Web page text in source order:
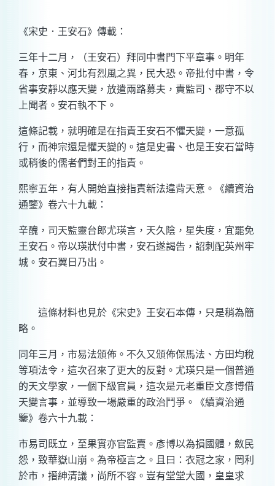
《宋史．王安石》傳載：
三年十二月，（王安石）拜同中書門下平章事。明年
春，京東、河北有烈風之異，民大恐。帝批付中書，令
省事安靜以應天變，放遣兩路募夫，責監司、郡守不以
上聞者。安石執不下。
這條記載，就明確是在指責王安石不懼天變，一意孤
行，而神宗還是懼天變的。這是史書、也是王安石當時
或稍後的儒者們對王的指責。
熙寧五年，有人開始直接指責新法違背天意。《續資治
通鑒》卷六十九載：
辛醜，司天監靈台郎尤瑛言，天久陰，星失度，宜罷免
王安石。帝以瑛狀付中書，安石遂謁告，詔刺配英州牢
城。安石翼日乃出。
這條材料也見於《宋史》王安石本傳，只是稍為簡
略。
同年三月，市易法頒佈。不久又頒佈保馬法、方田均稅
等項法令，這次召來了更大的反對。尤瑛只是一個普通
的天文學家，一個下級官員，這次是元老重臣文彥博借
天變言事，並導致一場嚴重的政治鬥爭。《續資治通
鑒》卷六十九載：
市易司既立，至果實亦官監賣。彥博以為損國體，斂民
怨，致華嶽山崩。為帝極言之。且曰：衣冠之家，罔利
於市，搢紳清議，尚所不容。豈有堂堂大國，皇皇求